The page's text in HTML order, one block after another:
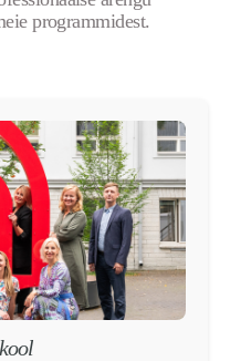
programmidest.